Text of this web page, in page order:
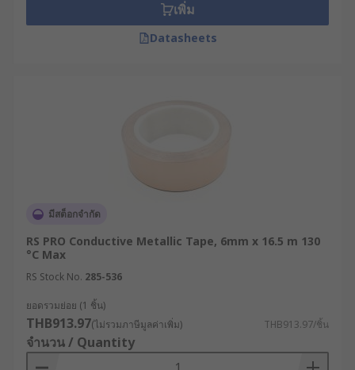
เพิ่ม
Datasheets
มีสต็อกจำกัด
RS PRO Conductive Metallic Tape, 6mm x 16.5 m 130
°C Max
RS Stock No. 285-536
ยอดรวมย่อย (1 ชิ้น)
THB913.97(ไม่รวมภาษีมูลค่าเพิ่ม) THB913.97/ชิ้น
จำนวน / Quantity